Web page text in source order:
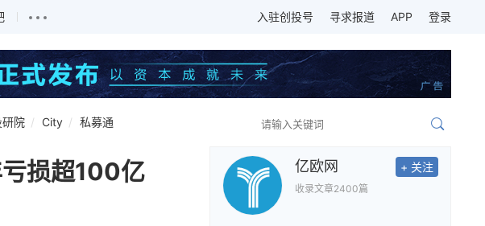
入驻创投号 寻求报道 APP 登录
研院 City 私募通
损超100亿
亿欧网
2400篇
收录文章
+ 关注